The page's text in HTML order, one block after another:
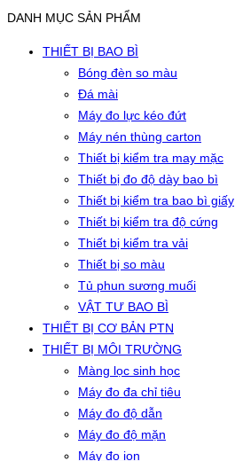
DANH MỤC SẢN PHẨM
THIẾT BỊ BAO BÌ
Bóng đèn so màu
Đá mài
Máy đo lực kéo đứt
Máy nén thùng carton
Thiết bị kiểm tra may mặc
Thiết bị đo độ dày bao bì
Thiết bị kiểm tra bao bì giấy
Thiết bị kiểm tra độ cứng
Thiết bị kiểm tra vải
Thiết bị so màu
Tủ phun sương muối
VẬT TƯ BAO BÌ
THIẾT BỊ CƠ BẢN PTN
THIẾT BỊ MÔI TRƯỜNG
Màng lọc sinh học
Máy đo đa chỉ tiêu
Máy đo độ dẫn
Máy đo độ mặn
Máy đo ion